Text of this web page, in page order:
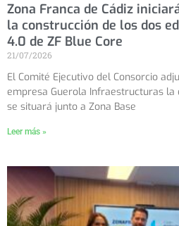
Zona Franca de Cádiz
la construcción de los dos
4.0 de ZF Blue Core
21/07/2026
El Comité Ejecutivo del Consorcio
empresa Guerola Infraestructuras la
se situará junto a Zona Base
Leer más »